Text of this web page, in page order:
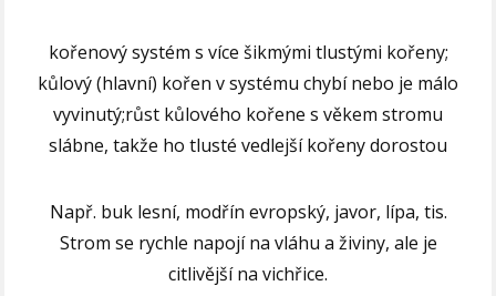
kořenový systém s více šikmými tlustými kořeny;
kůlový (hlavní) kořen v systému chybí nebo je málo
vyvinutý;růst kůlového kořene s věkem stromu
slábne, takže ho tlusté vedlejší kořeny dorostou
Např. buk lesní, modřín evropský, javor, lípa, tis.
Strom se rychle napojí na vláhu a živiny, ale je
citlivější na vichřice.